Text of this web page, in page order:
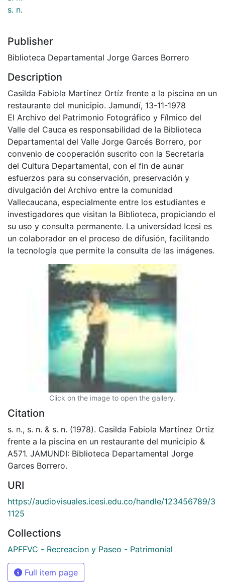
s. n.
Publisher
Biblioteca Departamental Jorge Garces Borrero
Description
Casilda Fabiola Martínez Ortíz frente a la piscina en un
restaurante del municipio. Jamundí, 13-11-1978
El Archivo del Patrimonio Fotográfico y Fílmico del
Valle del Cauca es responsabilidad de la Biblioteca
Departamental del Valle Jorge Garcés Borrero, por
convenio de cooperación suscrito con la Secretaria
del Cultura Departamental, con el fin de aunar
esfuerzos para su conservación, preservación y
divulgación del Archivo entre la comunidad
Vallecaucana, especialmente entre los estudiantes e
investigadores que visitan la Biblioteca, propiciando el
su uso y consulta permanente. La universidad Icesi es
un colaborador en el proceso de difusión, facilitando
la tecnología que permite la consulta de las imágenes.
Click on the image to open the gallery.
Citation
s. n., s. n. & s. n. (1978). Casilda Fabiola Martínez Ortiz
frente a la piscina en un restaurante del municipio &
A571. JAMUNDI: Biblioteca Departamental Jorge
Garces Borrero.
URI
https://audiovisuales.icesi.edu.co/handle/123456789/3
1125
Collections
APFFVC - Recreacion y Paseo - Patrimonial
Full item page